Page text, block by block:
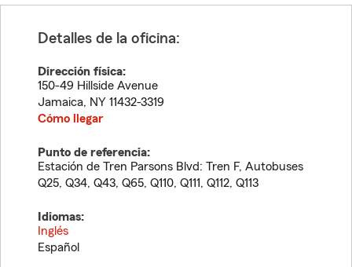
Detalles de la oficina:
Dirección física:
150-49 Hillside Avenue
Jamaica, NY 11432-3319
Cómo llegar
Punto de referencia:
Estación de Tren Parsons Blvd: Tren F, Autobuses
Q25, Q34, Q43, Q65, Q110, Q111, Q112, Q113
Idiomas:
Inglés
Español